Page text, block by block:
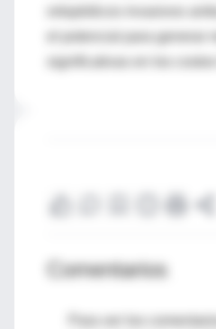
el potencial para generar
significativas en los
Comentarios
Para ver los